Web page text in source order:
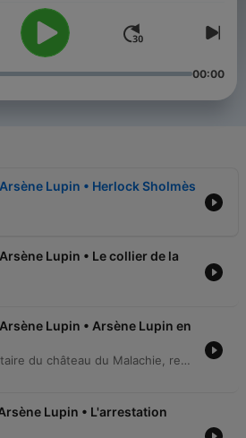
est un podcast produit par
pour profiter de tous les podcasts
publicité. 👉
00:00
Lupin • Herlock Sholmès
Lupin • Le collier de la
Lupin • Arsène Lupin en
Le baron Caorne, propriétaire du château du Malachie, reçoit une lettre de menace signée Arsène Lupin lui réclamant ses plus précieux objets d'art. Malgré le scepticisme initial de l'inspecteur Ganimard, une surveillance est mise en place pour protéger la collection. Après une nuit de surveillance infructueuse, les trésors sont dérobés. Bien qu'incarcéré, Lupin révèle à Ganimard son plan ingénieux ayant permis la restitution des objets via un intermédiaire et une transaction confirmée par un message caché dans un œuf, avant d'annoncer son intention de ne pas assister à son propre procès.
Lupin • L'arrestation